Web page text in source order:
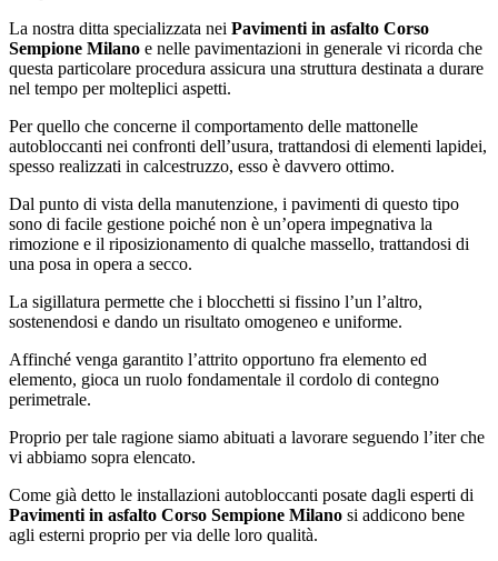
La nostra ditta specializzata nei Pavimenti in asfalto Corso
Sempione Milano e nelle pavimentazioni in generale vi ricorda che
questa particolare procedura assicura una struttura destinata a durare
nel tempo per molteplici aspetti.
Per quello che concerne il comportamento delle mattonelle
autobloccanti nei confronti dell’usura, trattandosi di elementi lapidei,
spesso realizzati in calcestruzzo, esso è davvero ottimo.
Dal punto di vista della manutenzione, i pavimenti di questo tipo
sono di facile gestione poiché non è un’opera impegnativa la
rimozione e il riposizionamento di qualche massello, trattandosi di
una posa in opera a secco.
La sigillatura permette che i blocchetti si fissino l’un l’altro,
sostenendosi e dando un risultato omogeneo e uniforme.
Affinché venga garantito l’attrito opportuno fra elemento ed
elemento, gioca un ruolo fondamentale il cordolo di contegno
perimetrale.
Proprio per tale ragione siamo abituati a lavorare seguendo l’iter che
vi abbiamo sopra elencato.
Come già detto le installazioni autobloccanti posate dagli esperti di
Pavimenti in asfalto Corso Sempione Milano si addicono bene
agli esterni proprio per via delle loro qualità.